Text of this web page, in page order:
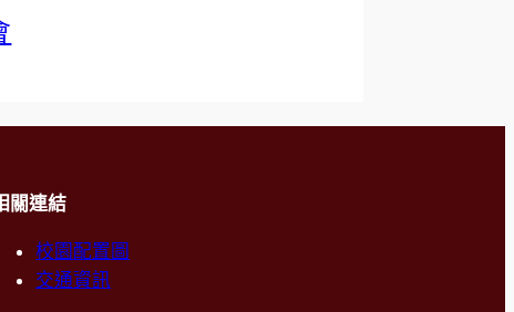
關連結
校園配置圖
交通資訊